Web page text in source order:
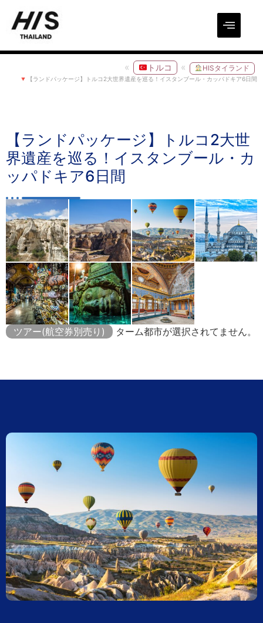
HISタイランド
トルコ
【ランドパッケージ】トルコ2大世界遺産を巡る！イスタンブール・カッパドキア6日間
【ランドパッケージ】トルコ2大世
界遺産を巡る！イスタンブール・カ
ッパドキア6日間
ツアー(航空券別売り) ターム都市が選択されてません。